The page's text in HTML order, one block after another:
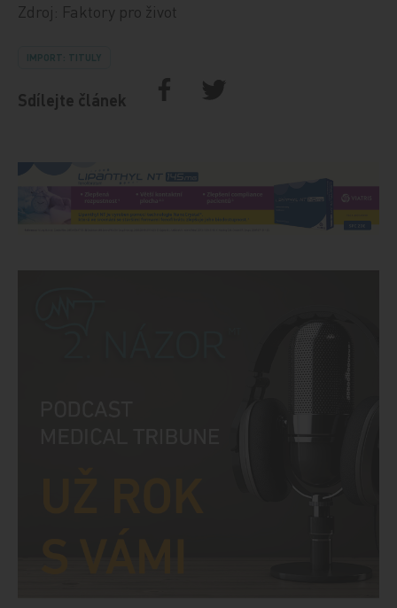
Zdroj: Faktory pro život
IMPORT: TITULY
Sdílejte článek